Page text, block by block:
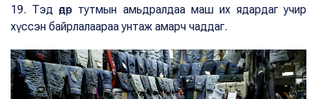
19. Тэд өдөр тутмын амьдралдаа маш их ядардаг учир
хүссэн байрлалаараа унтаж амарч чаддаг.